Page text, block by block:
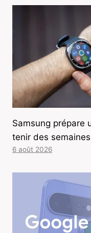
Samsung prépare
tenir des
6 août 2026